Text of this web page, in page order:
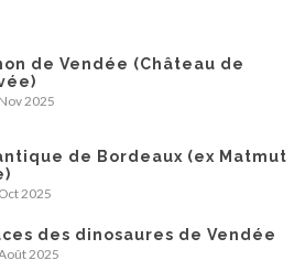
de Vendée (Château de
2025
de Bordeaux (ex Matmut
2025
des dinosaures de Vendée
2025